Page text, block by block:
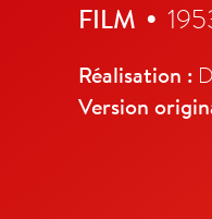
FILM •
Réalisation :
Version